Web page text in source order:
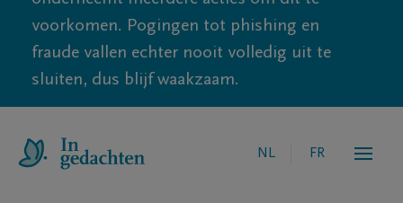
voorkomen. Pogingen tot phishing en
fraude vallen echter nooit volledig uit te
sluiten, dus blijf waakzaam.
NL FR